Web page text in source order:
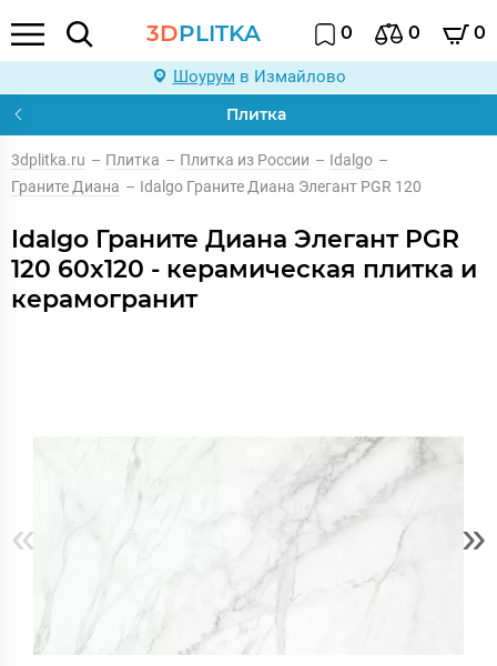
3DPLITKA 0 0 0
Шоурум в Измайлово
Плитка
3dplitka.ru – Плитка – Плитка из России – Idalgo –
Граните Диана – Idalgo Граните Диана Элегант PGR 120
Idalgo Граните Диана Элегант PGR
120 60x120 - керамическая плитка и
керамогранит
« »